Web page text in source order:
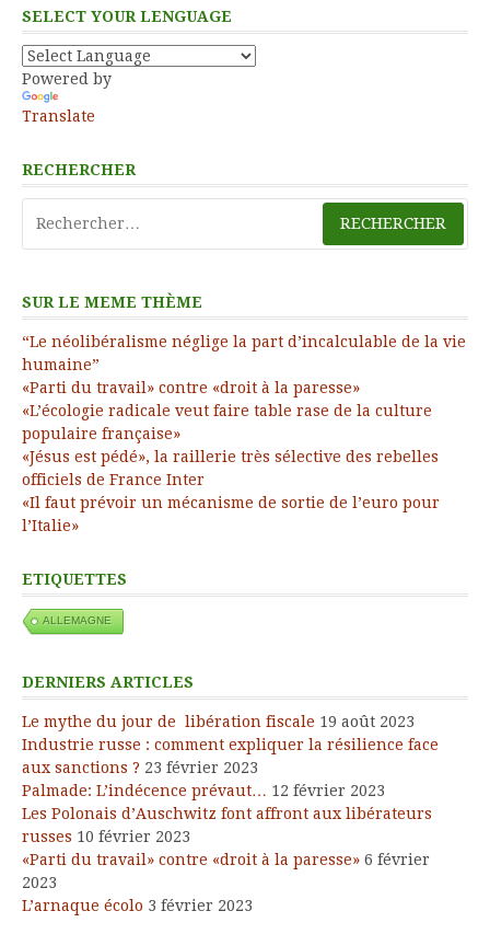
SELECT YOUR LENGUAGE
Powered by
Translate
RECHERCHER
SUR LE MEME THÈME
“Le néolibéralisme néglige la part d’incalculable de la vie
humaine”
«Parti du travail» contre «droit à la paresse»
«L’écologie radicale veut faire table rase de la culture
populaire française»
«Jésus est pédé», la raillerie très sélective des rebelles
officiels de France Inter
«Il faut prévoir un mécanisme de sortie de l’euro pour
l’Italie»
ETIQUETTES
ALLEMAGNE
DERNIERS ARTICLES
Le mythe du jour de libération fiscale 19 août 2023
Industrie russe : comment expliquer la résilience face
aux sanctions ? 23 février 2023
Palmade: L’indécence prévaut… 12 février 2023
Les Polonais d’Auschwitz font affront aux libérateurs
russes 10 février 2023
«Parti du travail» contre «droit à la paresse» 6 février
2023
L’arnaque écolo 3 février 2023